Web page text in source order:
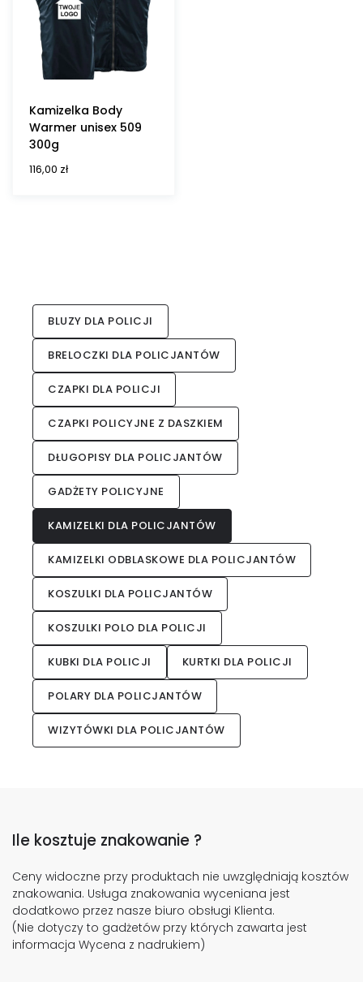
Kamizelka Body
Warmer unisex 509
300g
116,00 zł
BLUZY DLA POLICJI
BRELOCZKI DLA POLICJANTÓW
CZAPKI DLA POLICJI
CZAPKI POLICYJNE Z DASZKIEM
DŁUGOPISY DLA POLICJANTÓW
GADŻETY POLICYJNE
KAMIZELKI DLA POLICJANTÓW
KAMIZELKI ODBLASKOWE DLA POLICJANTÓW
KOSZULKI DLA POLICJANTÓW
KOSZULKI POLO DLA POLICJI
KUBKI DLA POLICJI KURTKI DLA POLICJI
POLARY DLA POLICJANTÓW
WIZYTÓWKI DLA POLICJANTÓW
Ile kosztuje znakowanie ?
Ceny widoczne przy produktach nie uwzględniają kosztów
znakowania. Usługa znakowania wyceniana jest
dodatkowo przez nasze biuro obsługi Klienta.
(Nie dotyczy to gadżetów przy których zawarta jest
informacja Wycena z nadrukiem)